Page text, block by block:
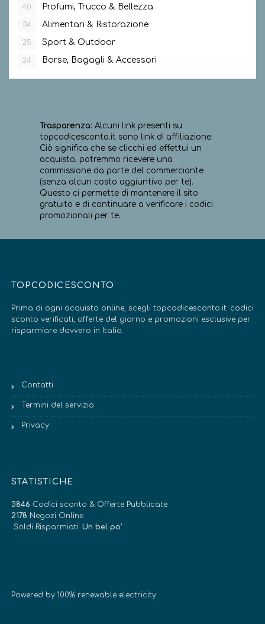
40 Profumi, Trucco & Bellezza
34 Alimentari & Ristorazione
25 Sport & Outdoor
24 Borse, Bagagli & Accessori
Trasparenza: Alcuni link presenti su
topcodicesconto.it sono link di affiliazione.
Ciò significa che se clicchi ed effettui un
acquisto, potremmo ricevere una
commissione da parte del commerciante
(senza alcun costo aggiuntivo per te).
Questo ci permette di mantenere il sito
gratuito e di continuare a verificare i codici
promozionali per te.
TOPCODICESCONTO
Prima di ogni acquisto online, scegli topcodicesconto.it: codici
sconto verificati, offerte del giorno e promozioni esclusive per
risparmiare davvero in Italia.
Contatti
Termini del servizio
Privacy
STATISTICHE
3846 Codici sconto & Offerte Pubblicate
2178 Negozi Online
Soldi Risparmiati: Un bel po’
Powered by 100% renewable electricity